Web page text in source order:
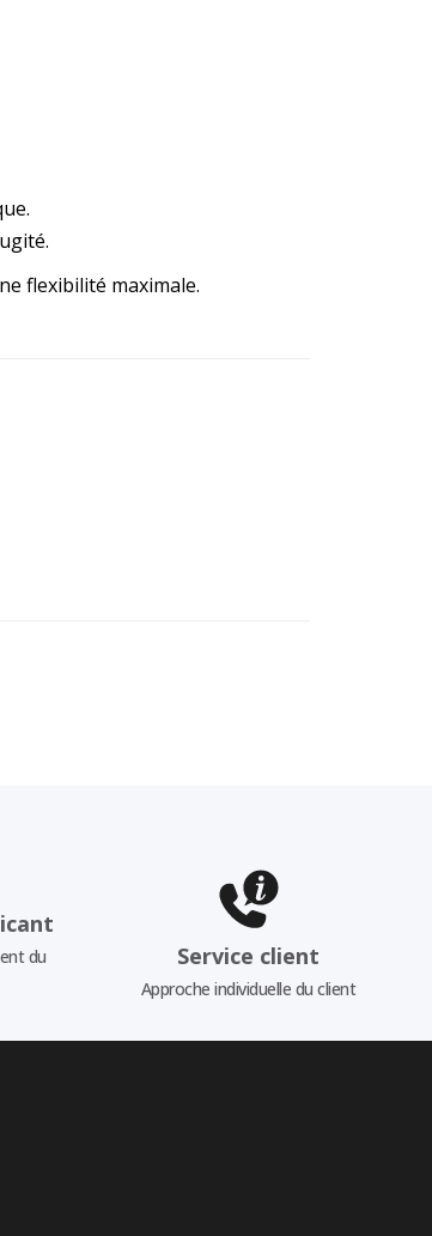
flexibilité maximale.
du
Service client
Approche individuelle du client